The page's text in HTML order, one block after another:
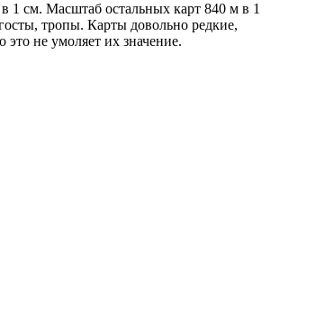
1 см. Масштаб остальных карт 840 м в 1
тропы. Карты довольно редкие,
не умоляет их значение.